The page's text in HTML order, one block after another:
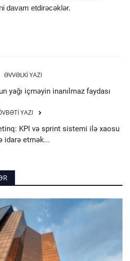
davam etdirəcəklər.
ƏVVƏLKI YAZI
yağı içməyin inanılmaz faydası
YAZI
KPI və sprint sistemi ilə xaosu
idarə etmək...